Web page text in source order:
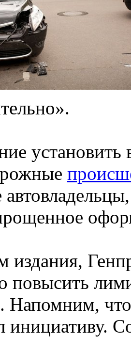
установить
повысить
Напомним,
инициативу.